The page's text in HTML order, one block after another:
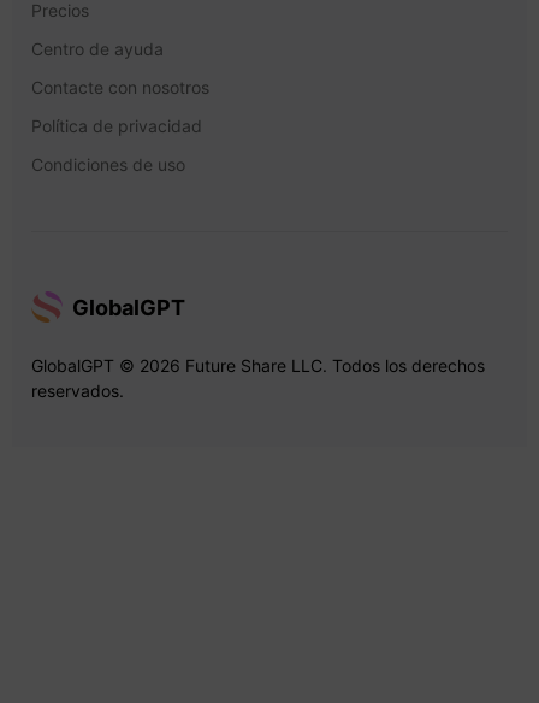
Precios
Centro de ayuda
Contacte con nosotros
Política de privacidad
Condiciones de uso
GlobalGPT
GlobalGPT © 2026 Future Share LLC. Todos los derechos
reservados.